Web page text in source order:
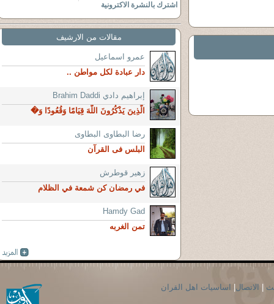
اشترك بالنشرة الاكترونية
مقالات من الارشيف
عمرو اسماعيل
دار عبادة لكل مواطن ..
إبراهيم دادي Brahim Daddi
الَّذِينَ يَذْكُرُونَ اللَّهَ قِيَامًا وَقُعُودًا وَ�
رضا البطاوى البطاوى
البلس فى القرآن
زهير قوطرش
في رمضان كن شمعة في الظلام
Hamdy Gad
تمن الغربه
الاتصال اساسيات اهل القران